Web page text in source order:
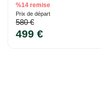
%14 remise
Prix ​​de départ
580 €
499 €